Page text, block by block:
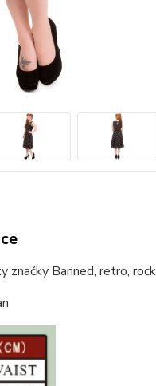
Banned, retro,